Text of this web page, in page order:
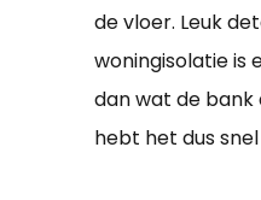
de vloer. Leuk
woningisolatie is
dan wat de
hebt het dus